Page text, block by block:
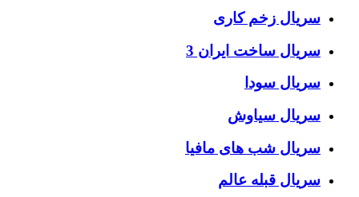
سریال زخم کاری
سریال ساخت ایران 3
سریال سودا
سریال سیاوش
سریال شب های مافیا
سریال قبله عالم